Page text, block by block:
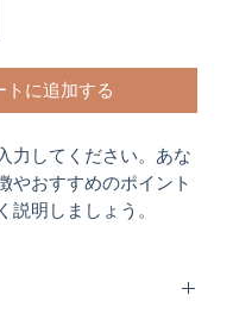
トに追加する
力してください。あな
やおすすめのポイント
説明しましょう。